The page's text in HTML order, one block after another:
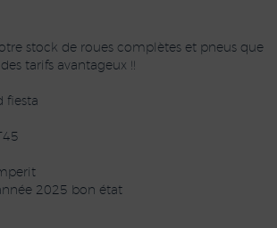
stock de roues complètes et pneus que
tarifs avantageux !!
fiesta
2025 bon état